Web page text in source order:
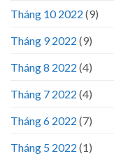
Tháng 10 2022 (9)
Tháng 9 2022 (9)
Tháng 8 2022 (4)
Tháng 7 2022 (4)
Tháng 6 2022 (7)
Tháng 5 2022 (1)